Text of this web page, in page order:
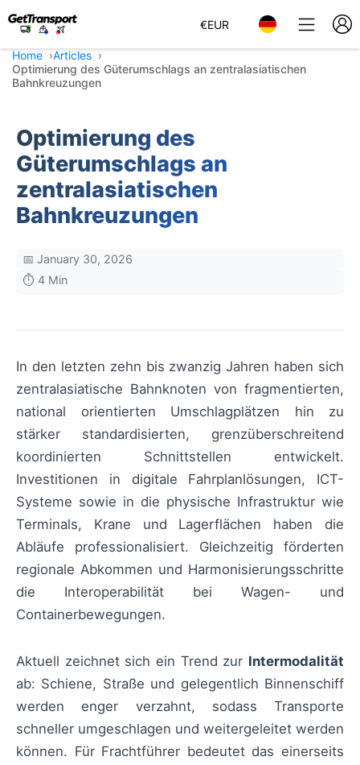
€EUR
Home
Articles
Optimierung des Güterumschlags an zentralasiatischen
Bahnkreuzungen
Optimierung des
Güterumschlags an
zentralasiatischen
Bahnkreuzungen
📅 January 30, 2026
⏱️ 4 Min
In den letzten zehn bis zwanzig Jahren haben sich
zentralasiatische Bahnknoten von fragmentierten,
national orientierten Umschlagplätzen hin zu
stärker standardisierten, grenzüberschreitend
koordinierten Schnittstellen entwickelt.
Investitionen in digitale Fahrplanlösungen, ICT-
Systeme sowie in die physische Infrastruktur wie
Terminals, Krane und Lagerflächen haben die
Abläufe professionalisiert. Gleichzeitig förderten
regionale Abkommen und Harmonisierungsschritte
die Interoperabilität bei Wagen- und
Containerbewegungen.
Aktuell zeichnet sich ein Trend zur Intermodalität
ab: Schiene, Straße und gelegentlich Binnenschiff
werden enger verzahnt, sodass Transporte
schneller umgeschlagen und weitergeleitet werden
können. Für Frachtführer bedeutet das einerseits